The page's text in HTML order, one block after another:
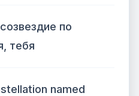
по
тебя
named